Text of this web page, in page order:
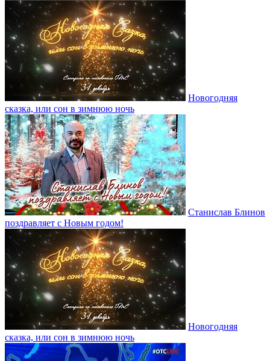
Новогодняя
сказка, или сон в зимнюю ночь
Станислав Блинов
поздравляет с Новым годом!
Новогодняя
сказка, или сон в зимнюю ночь